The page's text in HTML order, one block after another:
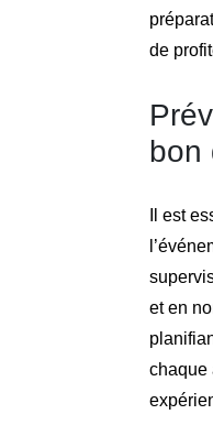
de
bon
Il est
et en
chaque